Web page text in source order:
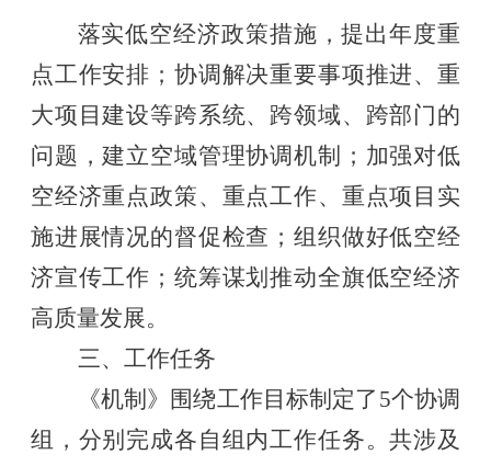
落实低空经济政策措施，提出年度重
点工作安排；协调解决重要事项推进、重
大项目建设等跨系统、跨领域、跨部门的
问题，建立空域管理协调机制；加强对低
空经济重点政策、重点工作、重点项目实
施进展情况的督促检查；组织做好低空经
济宣传工作；统筹谋划推动全旗低空经济
高质量发展。
三、工作任务
《机制》围绕工作目标制定了5个协调
组，分别完成各自组内工作任务。共涉及